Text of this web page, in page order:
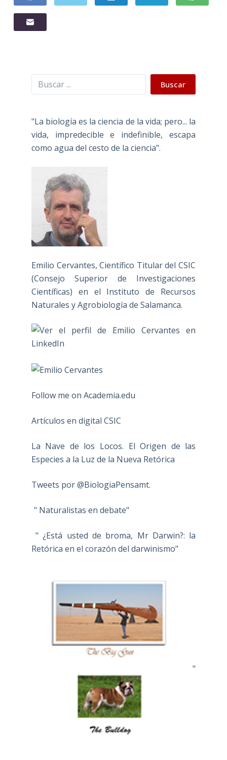
Buscar Buscar
"La biología es la ciencia de la vida; pero... la
vida, impredecible e indefinible, escapa
como agua del cesto de la ciencia".
Emilio Cervantes, Científico Titular del CSIC
(Consejo Superior de Investigaciones
Científicas) en el Instituto de Recursos
Naturales y Agrobiología de Salamanca.
Follow me on Academia.edu
Artículos en digital CSIC
La Nave de los Locos. El Origen de las
Especies a la Luz de la Nueva Retórica
Tweets por @BiologiaPensamt.
" Naturalistas en debate"
" ¿Está usted de broma, Mr Darwin?: la
Retórica en el corazón del darwinismo"
"